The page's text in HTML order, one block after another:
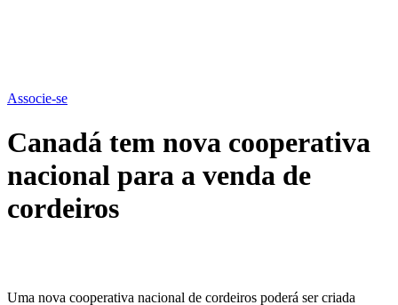
Associe-se
Canadá tem nova cooperativa
nacional para a venda de
cordeiros
Uma nova cooperativa nacional de cordeiros poderá ser criada